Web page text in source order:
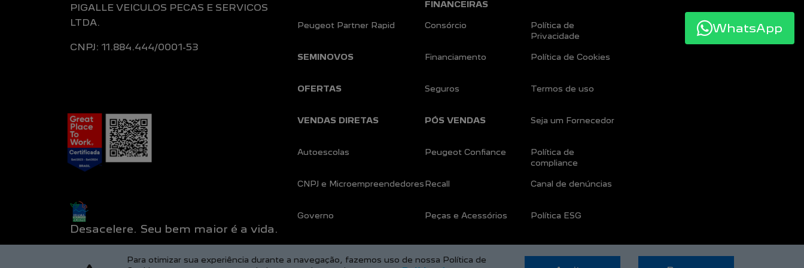
PIGALLE VEICULOS PECAS E SERVICOS
LTDA.
CNPJ: 11.884.444/0001-53
Desacelere. Seu bem maior é a vida.
Peugeot Partner Rapid
SEMINOVOS
OFERTAS
VENDAS DIRETAS
Autoescolas
CNPJ e Microempreendedores
Governo
FINANCEIRAS
Consórcio
Financiamento
Seguros
PÓS VENDAS
Peugeot Confiance
Recall
Peças e Acessórios
Política de
Privacidade
Política de Cookies
Termos de uso
Seja um Fornecedor
Política de
compliance
Canal de denúncias
Política ESG
WhatsApp
Para otimizar sua experiência durante a navegação, fazemos uso de nossa Política de